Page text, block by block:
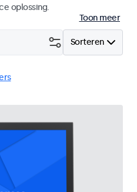
oplossing.
Toon meer
Sorteren